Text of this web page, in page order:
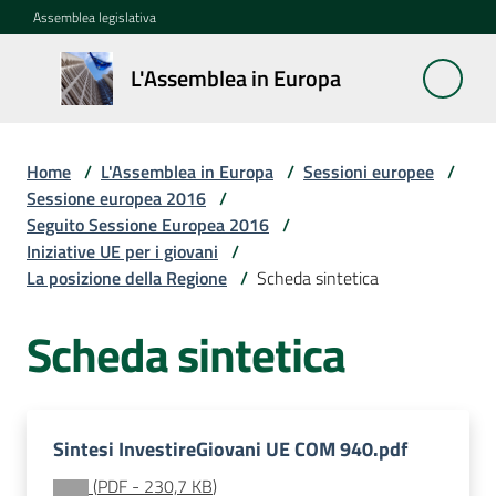
Vai al contenuto
Vai alla navigazione
Vai al footer
Assemblea legislativa
L'Assemblea in Europa
L'Assemblea
in Europa
Cos'è
la
Sessione
europea
La
Rete
Home / L'Assemblea in Europa / Sessioni europee /
Sessione europea 2016 /
Seguito Sessione Europea 2016 /
Iniziative UE per i giovani /
La posizione della Regione / Scheda sintetica
Scheda sintetica
Sintesi InvestireGiovani UE COM 940.pdf
(PDF - 230,7 KB)